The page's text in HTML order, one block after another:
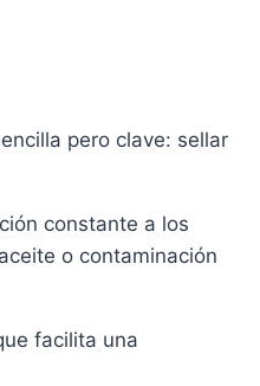
pero clave: sellar
constante a los
o contaminación
facilita una